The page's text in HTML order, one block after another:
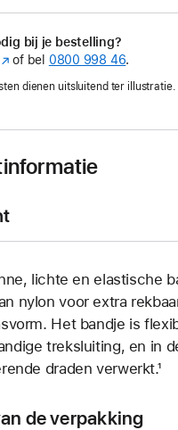
bij je bestelling?
(Wordt
of bel 0800 998 46.
dienen uitsluitend ter illustratie.
lichte en elastische
nylon voor extra
Het bandje is
treksluiting, en in
draden verwerkt.¹
de verpakking